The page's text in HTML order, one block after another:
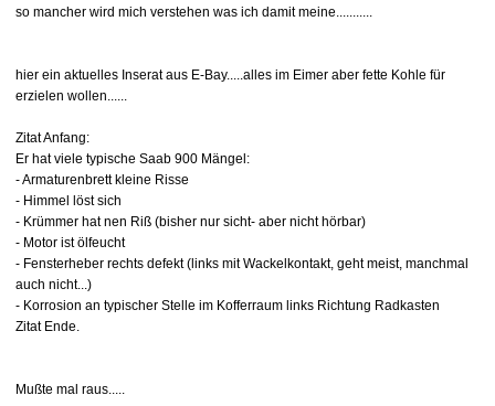
so mancher wird mich verstehen was ich damit meine...........
hier ein aktuelles Inserat aus E-Bay.....alles im Eimer aber fette Kohle für
erzielen wollen......
Zitat Anfang:
Er hat viele typische Saab 900 Mängel:
- Armaturenbrett kleine Risse
- Himmel löst sich
- Krümmer hat nen Riß (bisher nur sicht- aber nicht hörbar)
- Motor ist ölfeucht
- Fensterheber rechts defekt (links mit Wackelkontakt, geht meist, manchmal
auch nicht...)
- Korrosion an typischer Stelle im Kofferraum links Richtung Radkasten
Zitat Ende.
Mußte mal raus.....